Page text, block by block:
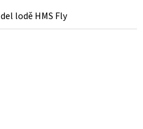
lodě HMS Fly